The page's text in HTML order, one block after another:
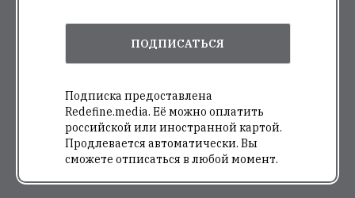
ПОДПИСАТЬСЯ
Подписка предоставлена
Redefine.media. Её можно оплатить
российской или иностранной картой.
Продлевается автоматически. Вы
сможете отписаться в любой момент.